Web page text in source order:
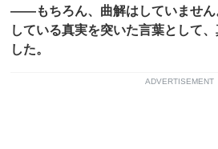
――もちろん、曲解はしていません
している真実を突いた言葉として
した。
ADVERTISEMENT